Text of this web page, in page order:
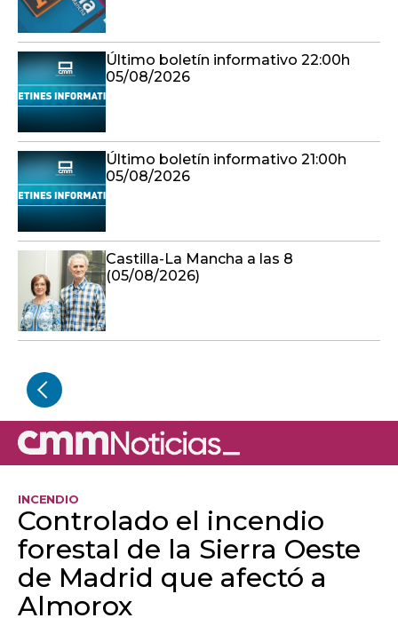
Último boletín informativo 22:00h
05/08/2026
Último boletín informativo 21:00h
05/08/2026
Castilla-La Mancha a las 8
(05/08/2026)
INCENDIO
Controlado el incendio
forestal de la Sierra Oeste
de Madrid que afectó a
Almorox